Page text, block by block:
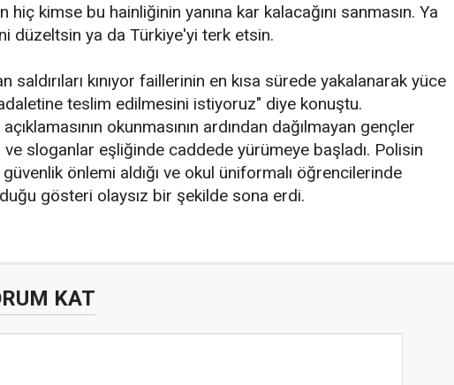
hiç kimse bu hainliğinin yanına kar kalacağını sanmasın. Ya
düzeltsin ya da Türkiye'yi terk etsin.
saldırıları kınıyor faillerinin en kısa sürede yakalanarak yüce
teslim edilmesini istiyoruz" diye konuştu.
açıklamasının okunmasının ardından dağılmayan gençler
sloganlar eşliğinde caddede yürümeye başladı. Polisin
önlemi aldığı ve okul üniformalı öğrencilerinde
gösteri olaysız bir şekilde sona erdi.
KAT